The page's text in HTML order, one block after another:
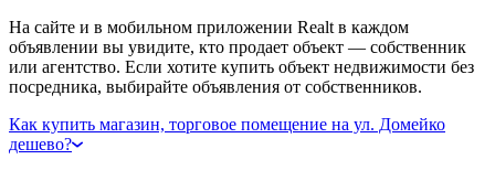
На сайте и в мобильном приложении Realt в каждом
объявлении вы увидите, кто продает объект — собственник
или агентство. Если хотите купить объект недвижимости без
посредника, выбирайте объявления от собственников.
Как купить магазин, торговое помещение на ул. Домейко
дешево?